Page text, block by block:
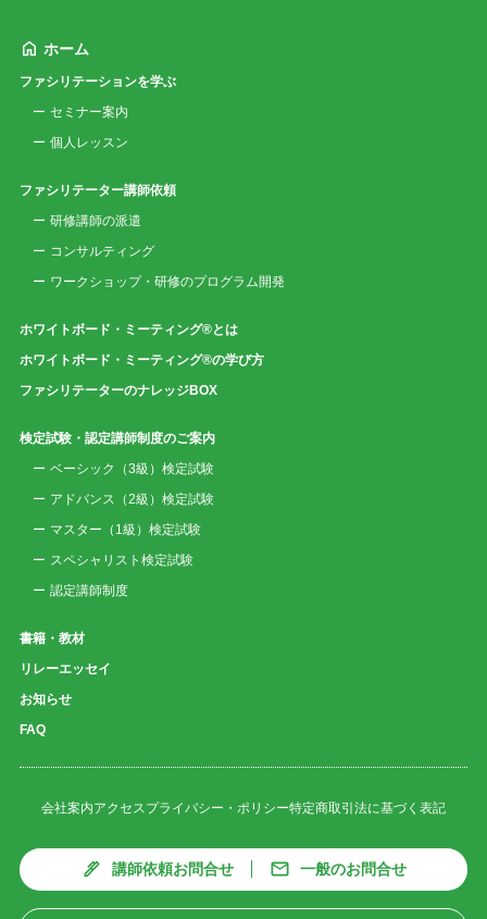
ホーム
ファシリテーションを学ぶ
セミナー案内
個人レッスン
ファシリテーター講師依頼
研修講師の派遣
コンサルティング
ワークショップ・研修のプログラム開発
ホワイトボード・ミーティング®とは
ホワイトボード・ミーティング®の学び方
ファシリテーターのナレッジBOX
検定試験・認定講師制度のご案内
ベーシック（3級）検定試験
アドバンス（2級）検定試験
マスター（1級）検定試験
スペシャリスト検定試験
認定講師制度
書籍・教材
リレーエッセイ
お知らせ
FAQ
会社案内アクセスプライバシー・ポリシー特定商取引法に基づく表記
講師依頼お問合せ 一般のお問合せ